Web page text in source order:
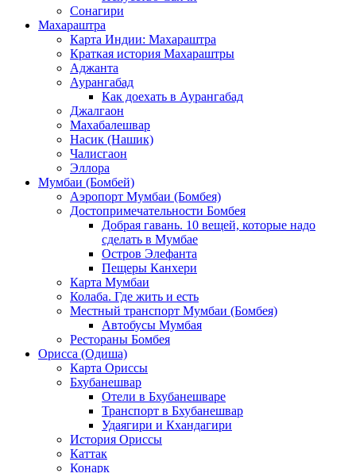
Сонагири
Махараштра
Карта Индии: Махараштра
Краткая история Махараштры
Аджанта
Аурангабад
Как доехать в Аурангабад
Джалгаон
Махабалешвар
Насик (Нашик)
Чалисгаон
Эллора
Мумбаи (Бомбей)
Аэропорт Мумбаи (Бомбея)
Достопримечательности Бомбея
Добрая гавань. 10 вещей, которые надо
сделать в Мумбае
Остров Элефанта
Пещеры Канхери
Карта Мумбаи
Колаба. Где жить и есть
Местный транспорт Мумбаи (Бомбея)
Автобусы Мумбая
Рестораны Бомбея
Орисса (Одиша)
Карта Ориссы
Бхубанешвар
Отели в Бхубанешваре
Транспорт в Бхубанешвар
Удаягири и Кхандагири
История Ориссы
Каттак
Конарк